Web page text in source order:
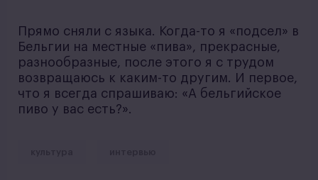
Прямо сняли с языка. Когда-то я «подсел» в
Бельгии на местные «пива», прекрасные,
разнообразные, после этого я с трудом
возвращаюсь к каким-то другим. И первое,
что я всегда спрашиваю: «А бельгийское
пиво у вас есть?».